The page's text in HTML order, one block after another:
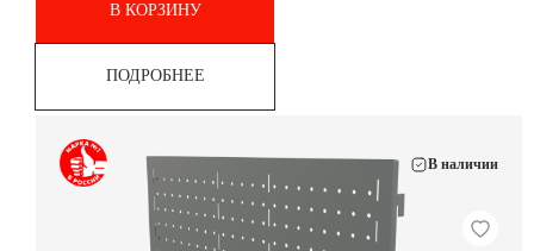
В КОРЗИНУ
ПОДРОБНЕЕ
В наличии